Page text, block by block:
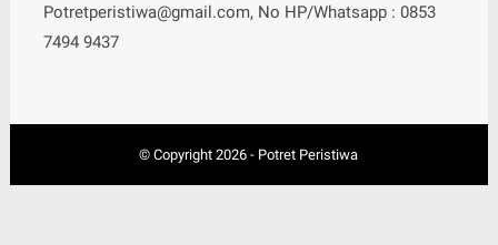
Potretperistiwa@gmail.com, No HP/Whatsapp : 0853
7494 9437
© Copyright2026 - Potret Peristiwa